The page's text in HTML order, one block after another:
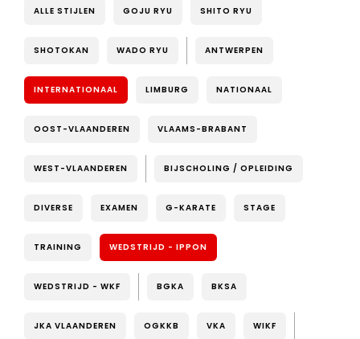
ALLE STIJLEN GOJU RYU SHITO RYU
SHOTOKAN WADO RYU ANTWERPEN
INTERNATIONAAL LIMBURG NATIONAAL
OOST-VLAANDEREN VLAAMS-BRABANT
WEST-VLAANDEREN BIJSCHOLING / OPLEIDING
DIVERSE EXAMEN G-KARATE STAGE
TRAINING WEDSTRIJD - IPPON
WEDSTRIJD - WKF BGKA BKSA
JKA VLAANDEREN OGKKB VKA WIKF